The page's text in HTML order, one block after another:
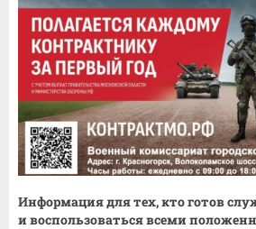
Информация для тех, кто готов
и воспользоваться всеми